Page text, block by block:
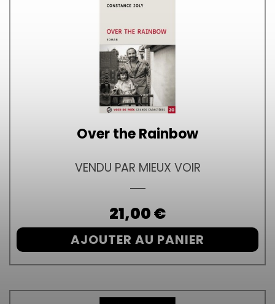
Over the Rainbow
VENDU PAR MIEUX VOIR
Prix
21,00 €
AJOUTER AU PANIER